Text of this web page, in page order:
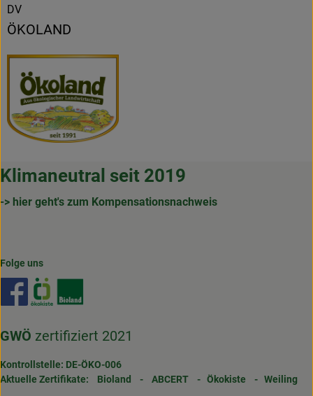
DV
ÖKOLAND
Klimaneutral seit 2019
-> hier geht's zum Kompensationsnachweis
Folge uns
Externer Link zu https://www.facebook.com/
GWÖ zertifiziert 2021
Kontrollstelle: DE-ÖKO-006
Aktuelle Zertifikate: Bioland - ABCERT - Ökokiste - Weiling